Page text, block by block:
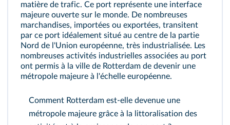
matière de trafic. Ce port représente une interface
majeure ouverte sur le monde. De nombreuses
marchandises, importées ou exportées, transitent
par ce port idéalement situé au centre de la partie
Nord de l'Union européenne, très industrialisée. Les
nombreuses activités industrielles associées au port
ont permis à la ville de Rotterdam de devenir une
métropole majeure à l'échelle européenne.
Comment Rotterdam est-elle devenue une
métropole majeure grâce à la littoralisation des